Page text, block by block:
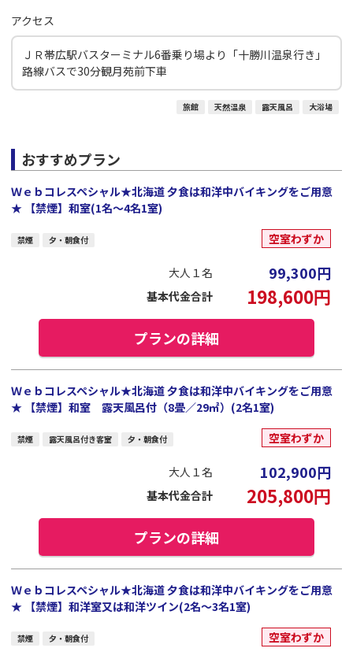
アクセス
ＪＲ帯広駅バスターミナル6番乗り場より「十勝川温泉行き」
路線バスで30分観月苑前下車
旅館 天然温泉 露天風呂 大浴場
おすすめプラン
Ｗｅｂコレスペシャル★北海道 夕食は和洋中バイキングをご用意
★ 【禁煙】和室(1名～4名1室)
禁煙 夕・朝食付 空室わずか
大人１名 99,300円
基本代金合計 198,600円
プランの詳細
Ｗｅｂコレスペシャル★北海道 夕食は和洋中バイキングをご用意
★ 【禁煙】和室 露天風呂付（8畳／29㎡）(2名1室)
禁煙 露天風呂付き客室 夕・朝食付 空室わずか
大人１名 102,900円
基本代金合計 205,800円
プランの詳細
Ｗｅｂコレスペシャル★北海道 夕食は和洋中バイキングをご用意
★ 【禁煙】和洋室又は和洋ツイン(2名～3名1室)
禁煙 夕・朝食付 空室わずか